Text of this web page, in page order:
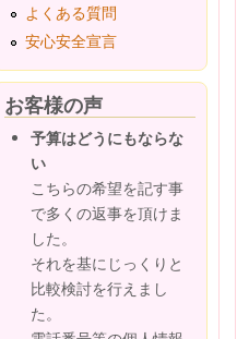
よくある質問
安心安全宣言
お客様の声
予算はどうにもならな
い
こちらの希望を記す事
で多くの返事を頂けま
した。
それを基にじっくりと
比較検討を行えまし
た。